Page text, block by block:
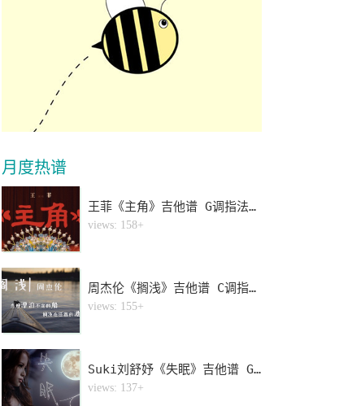
月度热谱
1
王菲《主角》吉他谱 G调指法弹唱谱
views: 158+
2
周杰伦《搁浅》吉他谱 C调指法弹唱谱
views: 155+
3
Suki刘舒妤《失眠》吉他谱 G调指法弹唱谱
views: 137+